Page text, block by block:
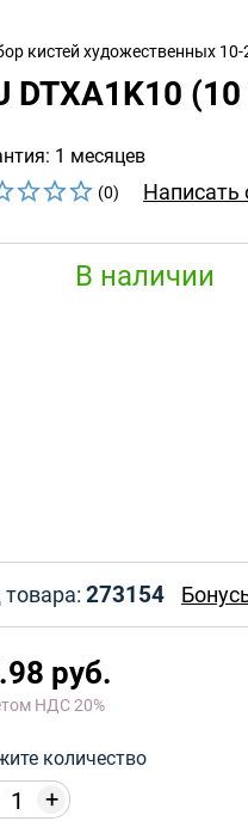
кистей художественных
DTXA1K10
1 месяцев
(0) Написать
В наличии
273154
руб.
НДС 20%
количество
+